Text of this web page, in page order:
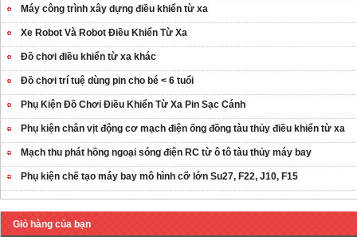
Máy công trình xây dựng điều khiển từ xa
Xe Robot Và Robot Điều Khiển Từ Xa
Đồ chơi điều khiển từ xa khác
Đồ chơi trí tuệ dùng pin cho bé < 6 tuổi
Phụ Kiện Đồ Chơi Điều Khiển Từ Xa Pin Sạc Cánh
Phụ kiện chân vịt động cơ mạch điện ống đồng tàu thủy điều khiển từ xa
Mạch thu phát hồng ngoại sóng điện RC từ ô tô tàu thủy máy bay
Phụ kiện chế tạo máy bay mô hình cỡ lớn Su27, F22, J10, F15
Giỏ hàng của bạn